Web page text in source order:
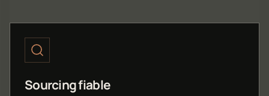
Sourcing fiable